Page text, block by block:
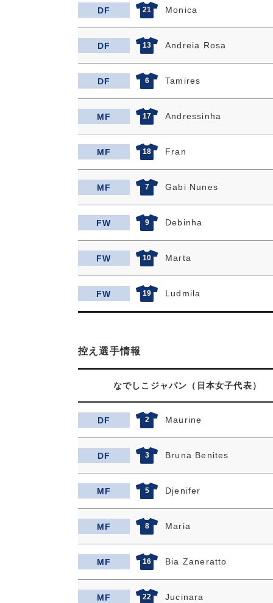
DF 21 Monica
DF 13 Andreia Rosa
DF 6 Tamires
MF 17 Andressinha
MF 18 Fran
MF 7 Gabi Nunes
FW 9 Debinha
FW 10 Marta
FW 19 Ludmila
控え選手情報
なでしこジャパン（日本女子代表）
DF 2 Maurine
DF 3 Bruna Benites
MF 5 Djenifer
MF 8 Maria
MF 16 Bia Zaneratto
MF 22 Jucinara